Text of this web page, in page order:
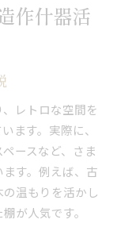
作什器活
レトロな空間を
ます。実際に、
ースなど、さま
す。例えば、古
温もりを活かし
が人気です。